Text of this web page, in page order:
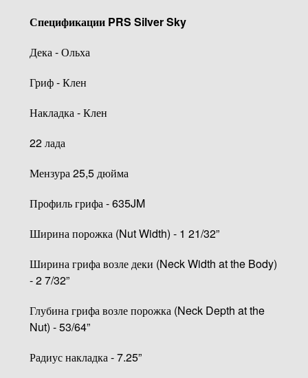
Спецификации PRS Silver Sky
Дека - Ольха
Гриф - Клен
Накладка - Клен
22 лада
Мензура 25,5 дюйма
Профиль грифа - 635JM
Ширина порожка (Nut Width) - 1 21/32”
Ширина грифа возле деки (Neck Width at the Body)
- 2 7/32”
Глубина грифа возле порожка (Neck Depth at the
Nut) - 53/64”
Радиус накладка - 7.25”